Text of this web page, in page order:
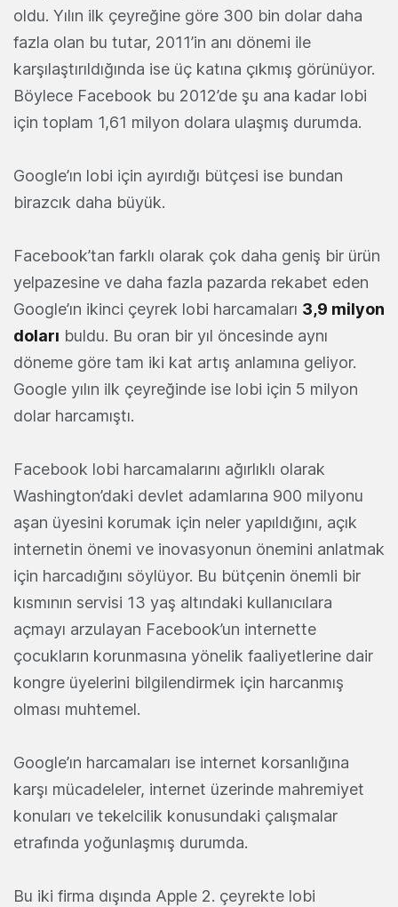
oldu. Yılın ilk çeyreğine göre 300 bin dolar daha
fazla olan bu tutar, 2011’in anı dönemi ile
karşılaştırıldığında ise üç katına çıkmış görünüyor.
Böylece Facebook bu 2012’de şu ana kadar lobi
için toplam 1,61 milyon dolara ulaşmış durumda.
Google’ın lobi için ayırdığı bütçesi ise bundan
birazcık daha büyük.
Facebook’tan farklı olarak çok daha geniş bir ürün
yelpazesine ve daha fazla pazarda rekabet eden
Google’ın ikinci çeyrek lobi harcamaları 3,9 milyon
doları buldu. Bu oran bir yıl öncesinde aynı
döneme göre tam iki kat artış anlamına geliyor.
Google yılın ilk çeyreğinde ise lobi için 5 milyon
dolar harcamıştı.
Facebook lobi harcamalarını ağırlıklı olarak
Washington’daki devlet adamlarına 900 milyonu
aşan üyesini korumak için neler yapıldığını, açık
internetin önemi ve inovasyonun önemini anlatmak
için harcadığını söylüyor. Bu bütçenin önemli bir
kısmının servisi 13 yaş altındaki kullanıcılara
açmayı arzulayan Facebook’un internette
çocukların korunmasına yönelik faaliyetlerine dair
kongre üyelerini bilgilendirmek için harcanmış
olması muhtemel.
Google’ın harcamaları ise internet korsanlığına
karşı mücadeleler, internet üzerinde mahremiyet
konuları ve tekelcilik konusundaki çalışmalar
etrafında yoğunlaşmış durumda.
Bu iki firma dışında Apple 2. çeyrekte lobi